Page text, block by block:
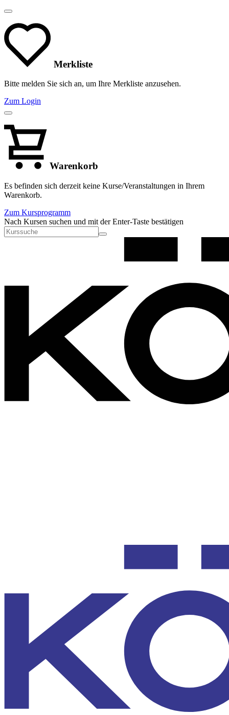
Merkliste
Bitte melden Sie sich an, um Ihre Merkliste anzusehen.
Zum Login
Warenkorb
Es befinden sich derzeit keine Kurse/Veranstaltungen in Ihrem
Warenkorb.
Zum Kursprogramm
Nach Kursen suchen und mit der Enter-Taste bestätigen